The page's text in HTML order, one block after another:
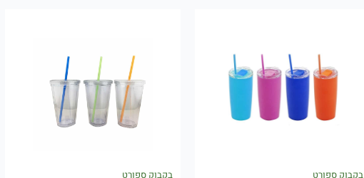
בקבוק ספורט בקבוק ספורט